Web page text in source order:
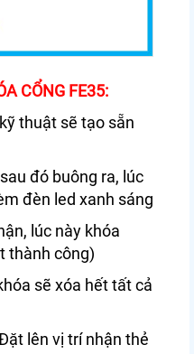
CỔNG FE35:
thuật sẽ tạo sẵn
đó buông ra, lúc
đèn led xanh sáng
lúc này khóa
thành công)
sẽ xóa hết tất cả
lên vị trí nhận thẻ